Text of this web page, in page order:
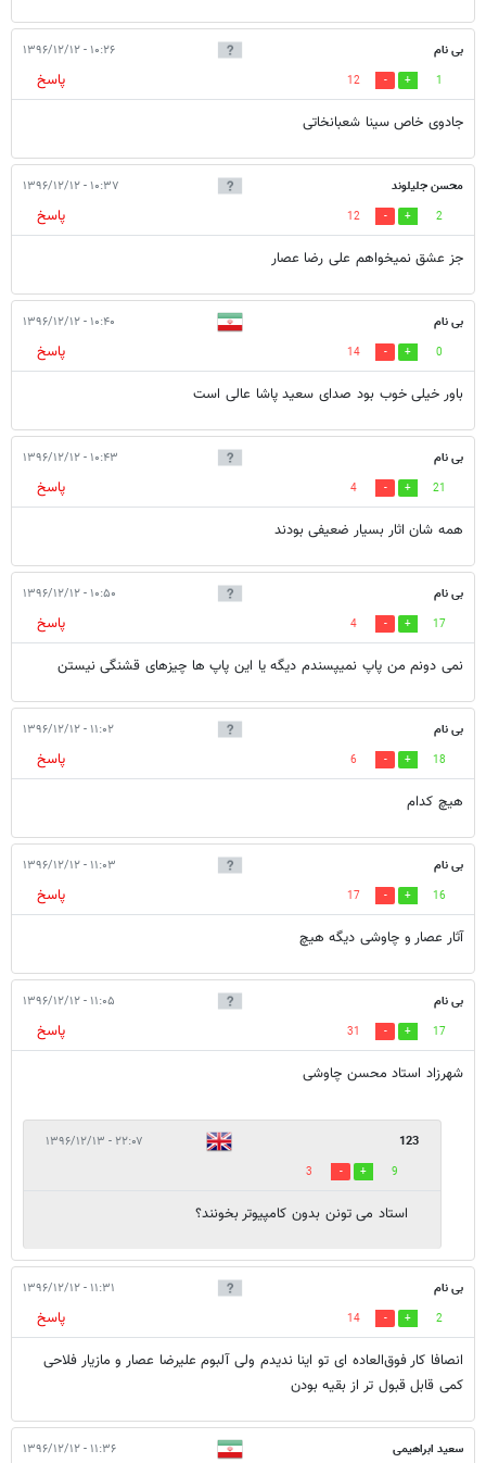
بی نام ۱۰:۲۶ - ۱۳۹۶/۱۲/۱۲
1
12
پاسخ
جادوی خاص سینا شعبانخاتی
محسن جلیلوند ۱۰:۳۷ - ۱۳۹۶/۱۲/۱۲
2
12
پاسخ
جز عشق نمیخواهم علی رضا عصار
بی نام ۱۰:۴۰ - ۱۳۹۶/۱۲/۱۲
0
14
پاسخ
باور خیلی خوب بود صدای سعید پاشا عالی است
بی نام ۱۰:۴۳ - ۱۳۹۶/۱۲/۱۲
21
4
پاسخ
همه شان اثار بسیار ضعیفی بودند
بی نام ۱۰:۵۰ - ۱۳۹۶/۱۲/۱۲
17
4
پاسخ
نمی دونم من پاپ نمیپسندم دیگه یا این پاپ ها چیزهای قشنگی نیستن
بی نام ۱۱:۰۲ - ۱۳۹۶/۱۲/۱۲
18
6
پاسخ
هیچ کدام
بی نام ۱۱:۰۳ - ۱۳۹۶/۱۲/۱۲
16
17
پاسخ
آثار عصار و چاوشی دیگه هیچ
بی نام ۱۱:۰۵ - ۱۳۹۶/۱۲/۱۲
17
31
پاسخ
شهرزاد استاد محسن چاوشی
123 ۲۲:۰۷ - ۱۳۹۶/۱۲/۱۳
9
3
استاد می تونن بدون کامپیوتر بخونند؟
بی نام ۱۱:۳۱ - ۱۳۹۶/۱۲/۱۲
2
14
پاسخ
انصافا کار فوق‌العاده ای تو اینا ندیدم ولی آلبوم علیرضا عصار و مازیار فلاحی
کمی قابل قبول تر از بقیه بودن
سعید ابراهیمی ۱۱:۳۶ - ۱۳۹۶/۱۲/۱۲